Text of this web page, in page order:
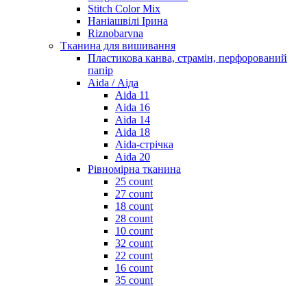
Stitch Color Mix
Наніашвілі Ірина
Riznobarvna
Тканина для вишивання
Пластикова канва, страмін, перфорований
папір
Aida / Аіда
Aida 11
Aida 16
Aida 14
Aida 18
Aida-стрічка
Aida 20
Рівномірна тканина
25 count
27 count
18 count
28 count
10 count
32 count
22 count
16 count
35 count